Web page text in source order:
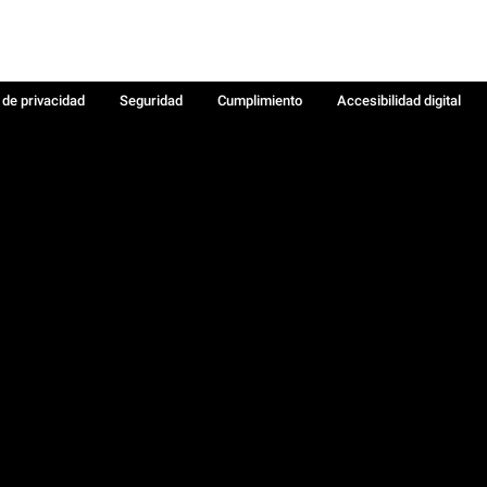
privacidad Seguridad Cumplimiento
Accesibilidad digital